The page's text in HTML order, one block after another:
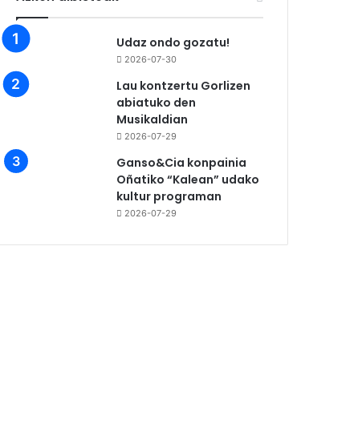
Udaz ondo gozatu!
2026-07-30
Lau kontzertu Gorlizen
abiatuko den
Musikaldian
2026-07-29
Ganso&Cia konpainia
Oñatiko “Kalean” udako
kultur programan
2026-07-29